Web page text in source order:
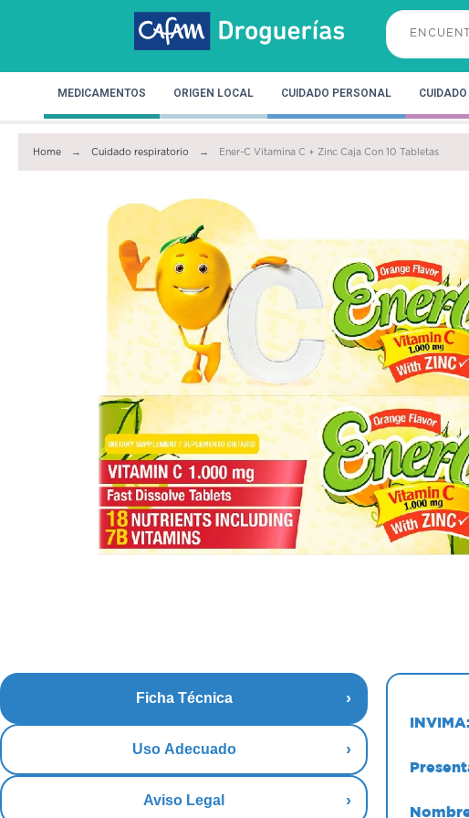
MEDICAMENTOS ORIGEN LOCAL CUIDADO PERSONAL
Home Cuidado respiratorio Ener-C Vitamina C + Zinc Caja Con 10 Tabletas
Ficha Técnica
Uso Adecuado
Aviso Legal
INVIMA: